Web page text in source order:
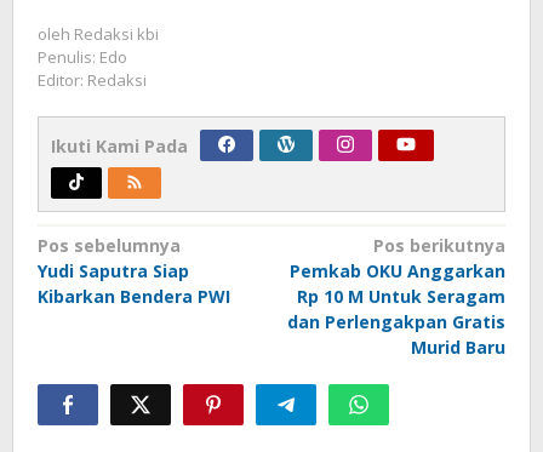
oleh Redaksi kbi
Penulis: Edo
Editor: Redaksi
Ikuti Kami Pada
Navigasi
pos
Pos sebelumnya
Yudi Saputra Siap
Kibarkan Bendera PWI
Pos berikutnya
Pemkab OKU Anggarkan
Rp 10 M Untuk Seragam
dan Perlengakpan Gratis
Murid Baru